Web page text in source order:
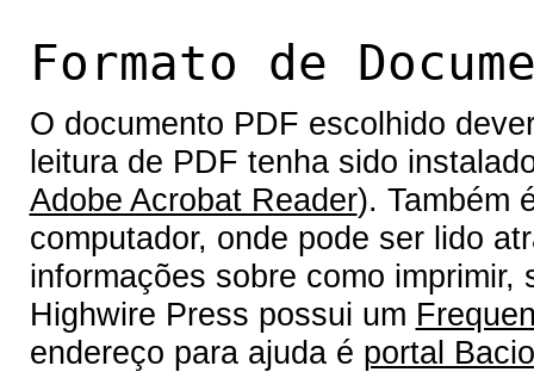
Formato de
O documento PDF escolhido
leitura de PDF tenha sido
Adobe Acrobat Reader). Também
computador, onde pode ser lido
informações sobre como
Highwire Press possui um
endereço para ajuda é portal